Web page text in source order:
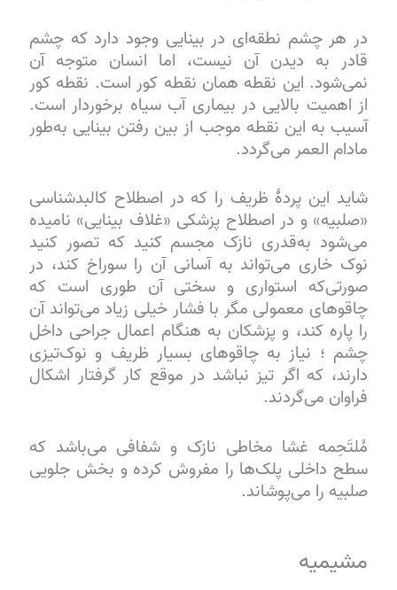
در هر چشم نطقه‌ای در بینایی وجود دارد که چشم
قادر به دیدن آن نیست، اما انسان متوجه آن
نمی‌شود. این نقطه همان نقطه کور است. نقطه کور
از اهمیت بالایی در بیماری آب سیاه برخوردار است.
آسیب به این نقطه موجب از بین رفتن بینایی به‌طور
مادام العمر می‌گردد.
شاید این پردهٔ ظریف را که در اصطلاح کالبدشناسی
«صلبیه» و در اصطلاح پزشکی «غلاف بینایی» نامیده
می‌شود به‌قدری نازک مجسم کنید که تصور کنید
نوک خاری می‌تواند به آسانی آن را سوراخ کند، در
صورتی‌که استواری و سختی آن طوری است که
چاقوهای معمولی مگر با فشار خیلی زیاد می‌تواند آن
را پاره کند، و پزشکان به هنگام اعمال جراحی داخل
چشم ؛ نیاز به چاقوهای بسیار ظریف و نوک‌تیزی
دارند، که اگر تیز نباشد در موقع کار گرفتار اشکال
فراوان می‌گردند.
مُلتَحِمه غشا مخاطی نازک و شفافی می‌باشد که
سطح داخلی پلک‌ها را مفروش کرده و بخش جلویی
صلبیه را می‌پوشاند.
مشیمیه